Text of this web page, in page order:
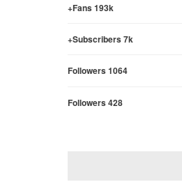
Fans 193k+
Subscribers 7k+
Followers 1064
Followers 428